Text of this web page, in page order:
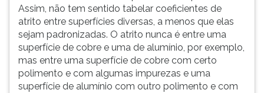
Assim, não tem sentido tabelar coeficientes de
atrito entre superfícies diversas, a menos que elas
sejam padronizadas. O atrito nunca é entre uma
superfície de cobre e uma de alumínio, por exemplo,
mas entre uma superfície de cobre com certo
polimento e com algumas impurezas e uma
superfície de alumínio com outro polimento e com